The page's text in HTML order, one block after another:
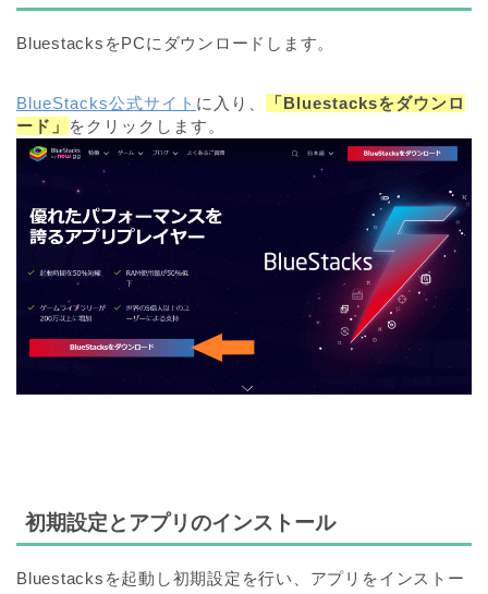
BluestacksをPCにダウンロードします。
BlueStacks公式サイト に入り、
「Bluestacksをダウンロ
ード」
をクリックします。
初期設定とアプリのインストール
Bluestacksを起動し初期設定を行い、アプリをインストー